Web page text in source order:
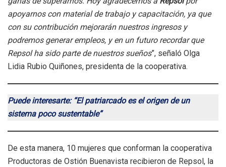
apoyarnos con material de trabajo y capacitación, ya que
con su contribución mejorarán nuestros ingresos y
podremos generar empleos, y en un futuro recordar que
Repsol ha sido parte de nuestros sueños”, señaló Olga
Lidia Rubio Quiñones, presidenta de la cooperativa.
Puede interesarte: “El patriarcado es el origen de un
sistema poco sustentable”
De esta manera, 10 mujeres que conforman la cooperativa
Productoras de Ostión Buenavista recibieron de Repsol, la